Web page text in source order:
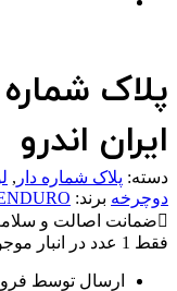
ایران اندرو
دسته: پلاک شماره دار ,
دوچرخه برند:
ضمانت اصالت و
فقط 1 عدد در انبار موجود است
ارسال توسط